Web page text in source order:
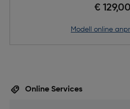
€ 129,00
Modell online
Online Services